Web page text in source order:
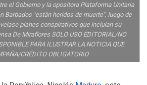
el Gobierno y la opositora Plataforma Unitaria
Barbados "están heridos de muerte", luego de
planes conspirativos que incluían su
De Miraflores SOLO USO EDITORIAL/NO
PARA ILUSTRAR LA NOTICIA QUE
CRÉDITO OBLIGATORIO